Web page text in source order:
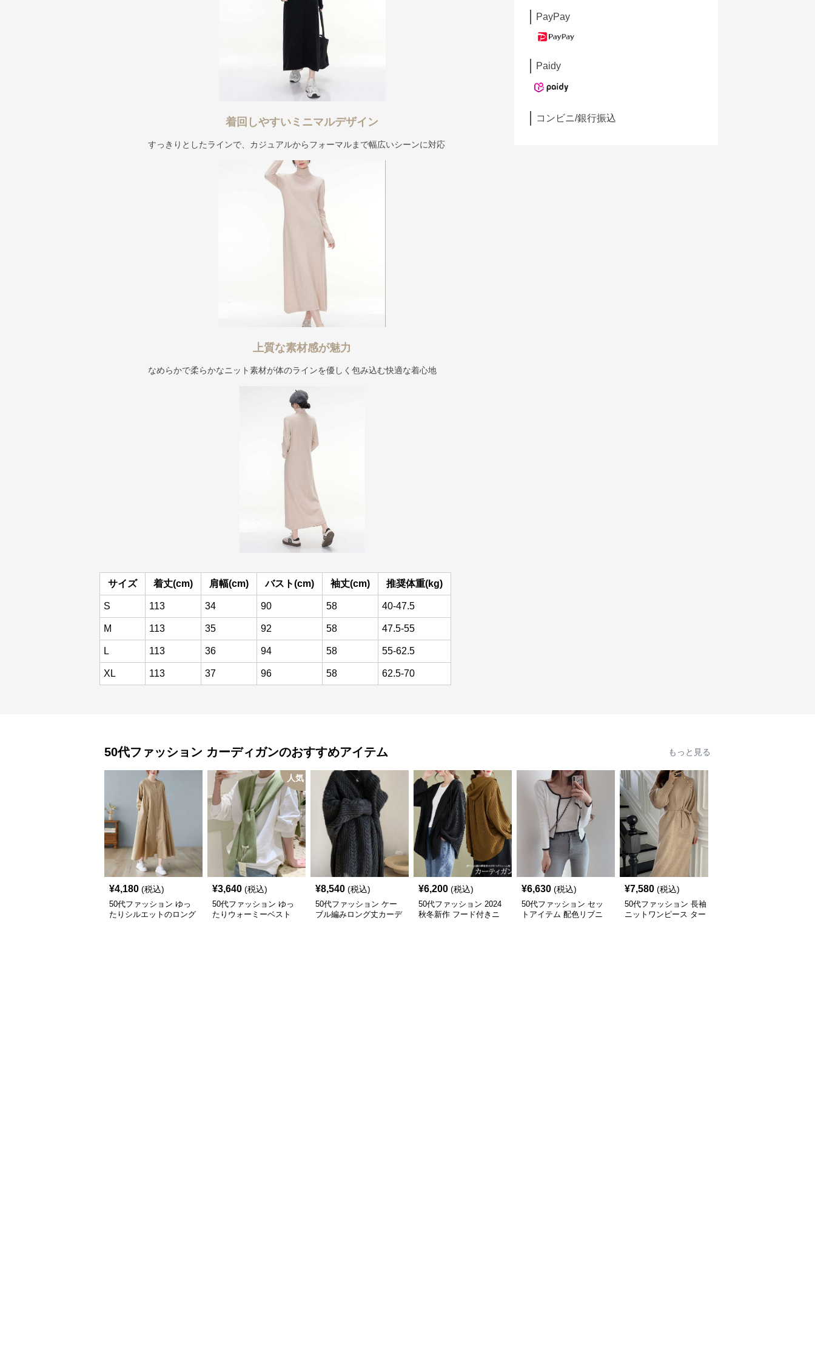
着回しやすいミニマルデザイン
すっきりとしたラインで、カジュアルからフォーマルまで幅広いシーンに対応
上質な素材感が魅力
なめらかで柔らかなニット素材が体のラインを優しく包み込む快適な着心地
サイズ 着丈(cm) 肩幅(cm) バスト(cm) 袖丈(cm) 推奨体重(kg)
S 113 34 90 58 40-47.5
M 113 35 92 58 47.5-55
L 113 36 94 58 55-62.5
XL 113 37 96 58 62.5-70
PayPay
Paidy
コンビニ/銀行振込
50代ファッション カーディガンのおすすめアイテム もっと見る
¥4,180 (税込)
50代ファッション ゆっ
たりシルエットのロング
人気
¥3,640 (税込)
50代ファッション ゆっ
たりウォーミーベスト
¥8,540 (税込)
50代ファッション ケー
ブル編みロング丈カーデ
¥6,200 (税込)
50代ファッション 2024
秋冬新作 フード付きニ
¥6,630 (税込)
50代ファッション セッ
トアイテム 配色リブニ
¥7,580 (税込)
50代ファッション 長袖
ニットワンピース ター